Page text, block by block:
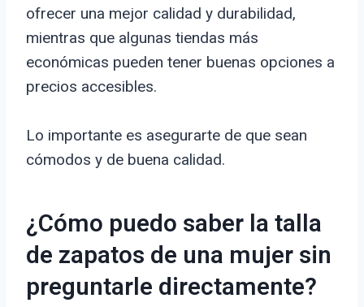
ofrecer una mejor calidad y durabilidad,
mientras que algunas tiendas más
económicas pueden tener buenas opciones a
precios accesibles.
Lo importante es asegurarte de que sean
cómodos y de buena calidad.
¿Cómo puedo saber la talla
de zapatos de una mujer sin
preguntarle directamente?